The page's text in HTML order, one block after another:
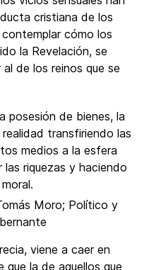
cristiana de los
cómo los
la Revelación, se
de los reinos que se
posesión de bienes, la
transfiriendo las
medios a la esfera
riquezas y haciendo
viene a caer en
que la de aquellos que